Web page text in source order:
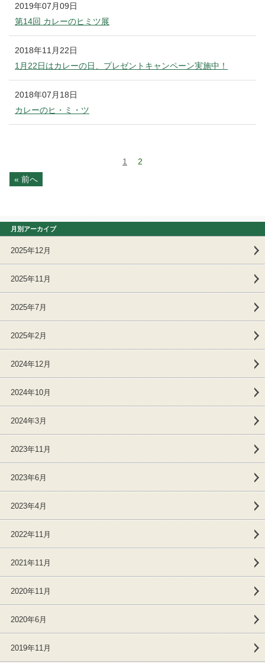
2019年07月09日
第14回 カレーのヒミツ展
2018年11月22日
1月22日はカレーの日、プレゼントキャンペーン実施中！
2018年07月18日
カレーのヒ・ミ・ツ
« 前へ
1 2
月別アーカイブ
2025年12月
2025年11月
2025年7月
2025年2月
2024年12月
2024年10月
2024年3月
2023年11月
2023年6月
2023年4月
2022年11月
2021年11月
2020年11月
2020年6月
2019年11月